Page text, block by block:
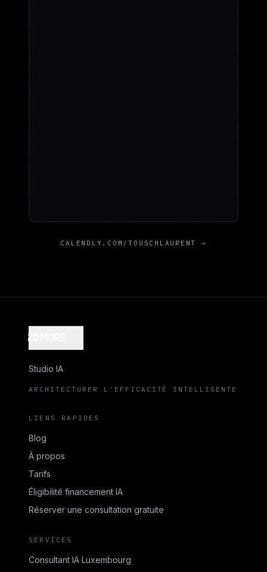
CALENDLY.COM/TOUSCHLAURENT →
Studio IA
ARCHITECTURER L'EFFICACITÉ INTELLIGENTE
LIENS RAPIDES
Blog
À propos
Tarifs
Éligibilité financement IA
Réserver une consultation gratuite
SERVICES
Consultant IA Luxembourg